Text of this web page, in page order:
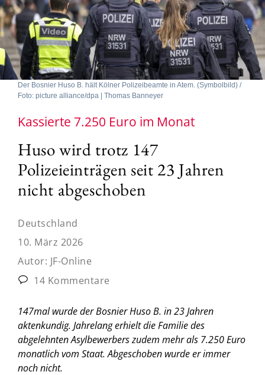
Der Bosnier Huso B. hält Kölner Polizeibeamte in Atem. (Symbolbild) /
Foto: picture alliance/dpa | Thomas Banneyer
Kassierte 7.250 Euro im Monat
Huso wird trotz 147
Polizeieinträgen seit 23 Jahren
nicht abgeschoben
Deutschland
10. März 2026
Autor: JF-Online
14 Kommentare
147mal wurde der Bosnier Huso B. in 23 Jahren
aktenkundig. Jahrelang erhielt die Familie des
abgelehnten Asylbewerbers zudem mehr als 7.250 Euro
monatlich vom Staat. Abgeschoben wurde er immer
noch nicht.